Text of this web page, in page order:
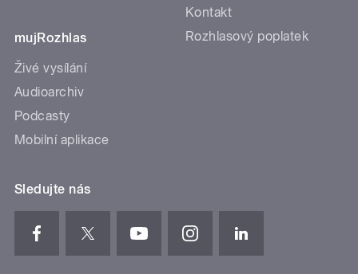
Sledujte nás